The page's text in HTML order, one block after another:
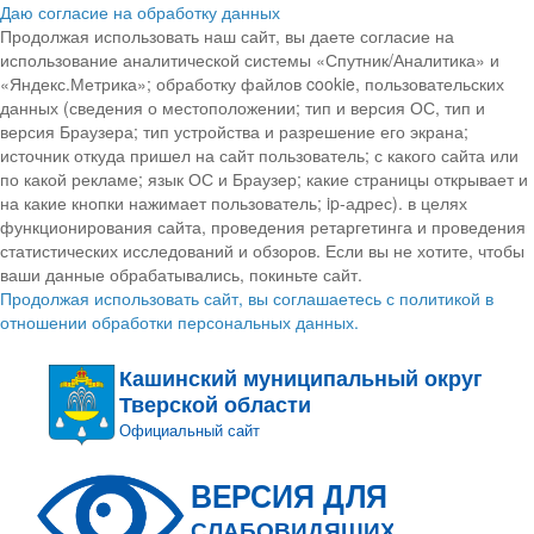
Даю согласие на обработку данных
Продолжая использовать наш сайт, вы даете согласие на
использование аналитической системы «Спутник/Аналитика» и
«Яндекс.Метрика»; обработку файлов cookie, пользовательских
данных (сведения о местоположении; тип и версия ОС, тип и
версия Браузера; тип устройства и разрешение его экрана;
источник откуда пришел на сайт пользователь; с какого сайта или
по какой рекламе; язык ОС и Браузер; какие страницы открывает и
на какие кнопки нажимает пользователь; ip-адрес). в целях
функционирования сайта, проведения ретаргетинга и проведения
статистических исследований и обзоров. Если вы не хотите, чтобы
ваши данные обрабатывались, покиньте сайт.
Продолжая использовать сайт, вы соглашаетесь с политикой в
отношении обработки персональных данных.